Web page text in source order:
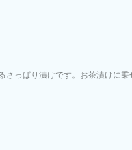
さっぱり漬けです。お茶漬けに乗